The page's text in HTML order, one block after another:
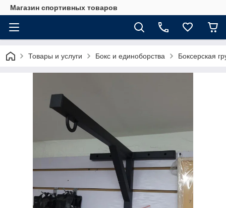
Магазин спортивных товаров
Товары и услуги Бокс и единоборства Боксерская